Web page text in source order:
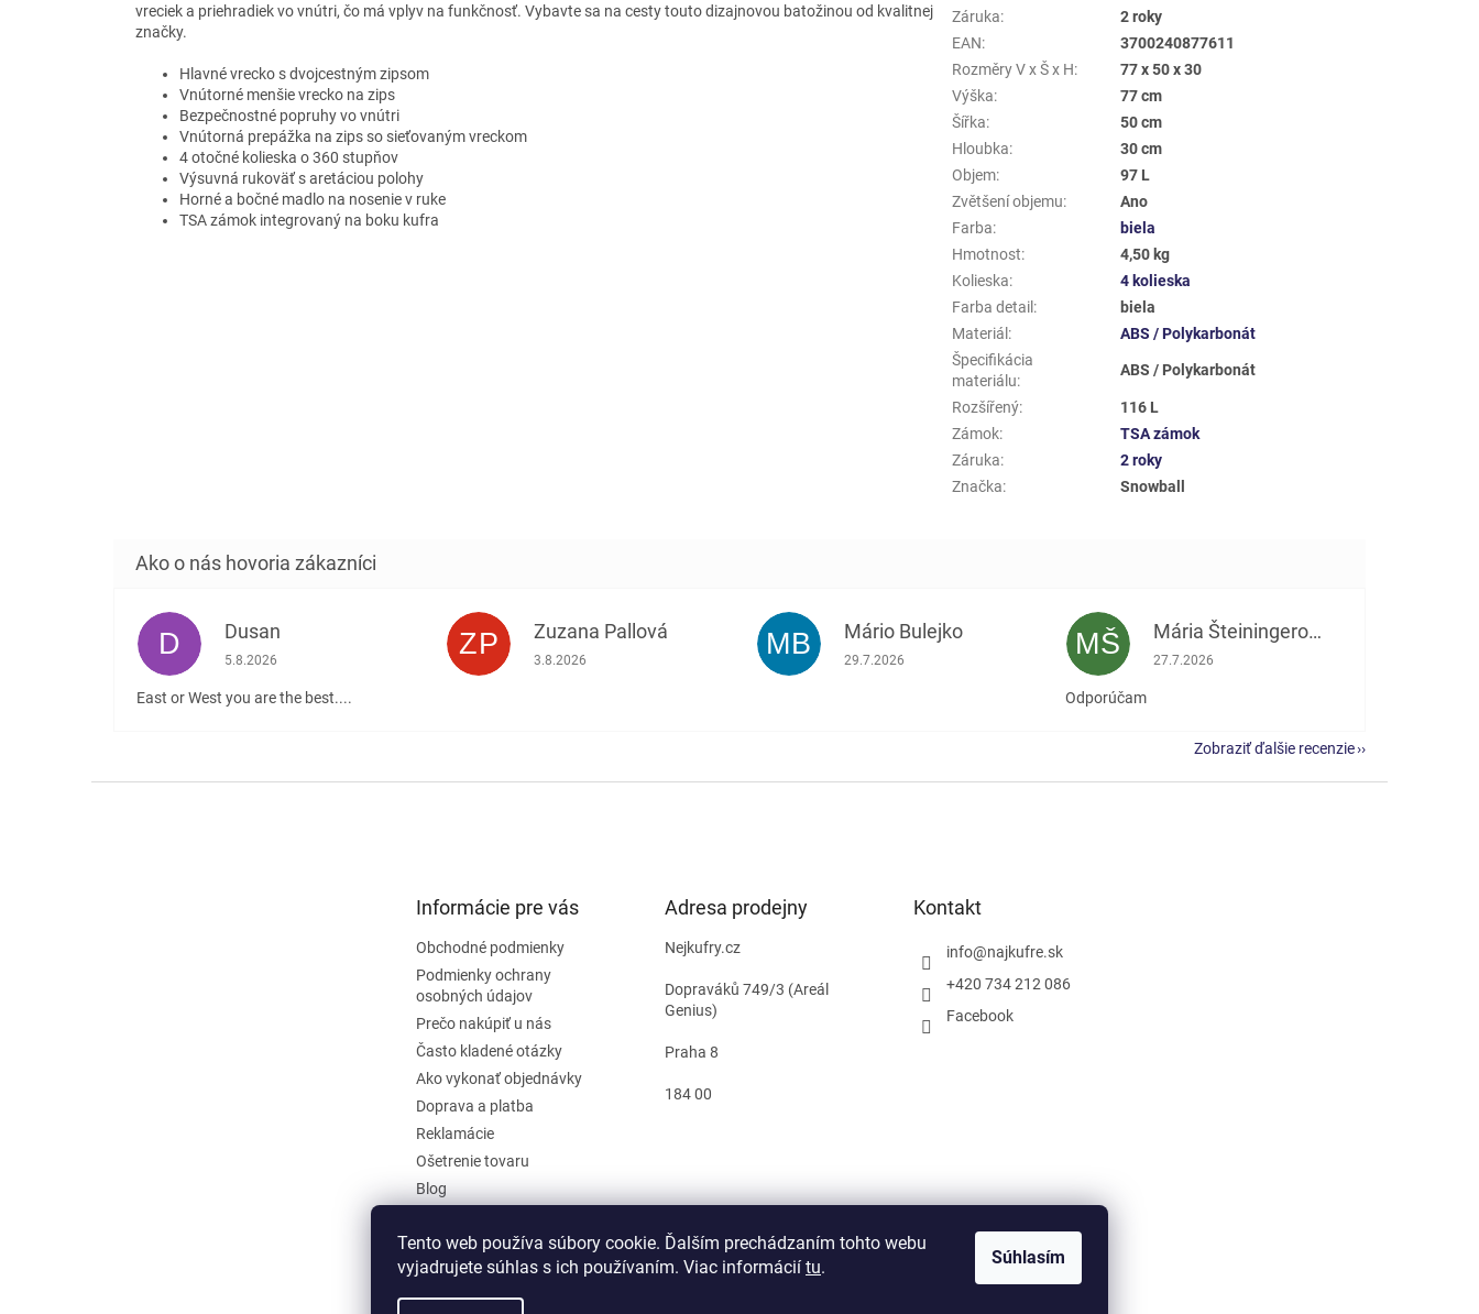
Tento web používa súbory cookie. Ďalším prechádzaním tohto webu
vyjadrujete súhlas s ich používaním. Viac informácií tu. Súhlasím
vreciek a priehradiek vo vnútri, čo má vplyv na funkčnosť. Vybavte sa na cesty touto dizajnovou batožinou od kvalitnej
značky.
Hlavné vrecko s dvojcestným zipsom
Vnútorné menšie vrecko na zips
Bezpečnostné popruhy vo vnútri
Vnútorná prepážka na zips so sieťovaným vreckom
4 otočné kolieska o 360 stupňov
Výsuvná rukoväť s aretáciou polohy
Horné a bočné madlo na nosenie v ruke
TSA zámok integrovaný na boku kufra
Záruka:
2 roky
EAN:
3700240877611
Rozměry V x Š x H:
77 x 50 x 30
Výška:
77 cm
Šířka:
50 cm
Hloubka:
30 cm
Objem:
97 L
Zvětšení objemu:
Ano
Farba:
biela
Hmotnost:
4,50 kg
Kolieska:
4 kolieska
Farba detail:
biela
Materiál:
ABS / Polykarbonát
Špecifikácia
materiálu:
ABS / Polykarbonát
Rozšířený:
116 L
Zámok:
TSA zámok
Záruka:
2 roky
Značka: Snowball
D Dusan
Hodnotenie obchodu je 5 z 5 hviezdičiek.
5.8.2026
East or West you are the best....
ZP Zuzana Pallová
Hodnotenie obchodu je 5 z 5 hviezdičiek.
3.8.2026 MB Mário Bulejko
Hodnotenie obchodu je 5 z 5 hviezdičiek.
29.7.2026 MŠ Mária Šteiningerová
Hodnotenie obchodu je 5 z 5 hviezdičiek.
27.7.2026
Odporúčam
Zobraziť ďalšie recenzie
Informácie pre vás
Obchodné podmienky
Podmienky ochrany
osobných údajov
Prečo nakúpiť u nás
Často kladené otázky
Ako vykonať objednávky
Doprava a platba
Reklamácie
Ošetrenie tovaru
Blog
Odstúpiť od zmluvy
Adresa prodejny
Nejkufry.cz
Dopraváků 749/3 (Areál
Genius)
Praha 8
184 00
Kontakt
info@najkufre.sk
+420 734 212 086
Facebook